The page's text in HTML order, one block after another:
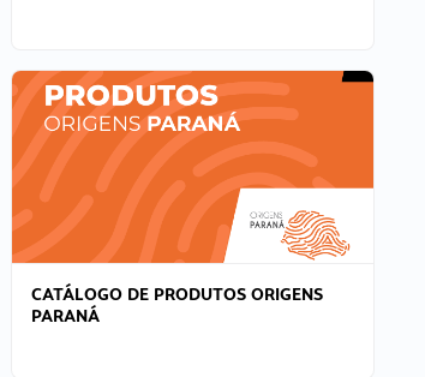
CATÁLOGO DE PRODUTOS ORIGENS
PARANÁ